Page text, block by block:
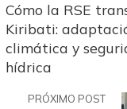
Cómo la RSE
Kiribati:
climática y
hídrica
PRÓXIMO POST